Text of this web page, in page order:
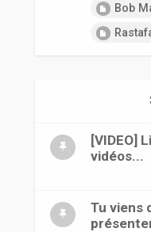
Bob
[VIDEO]
vidéos...
Tu viens